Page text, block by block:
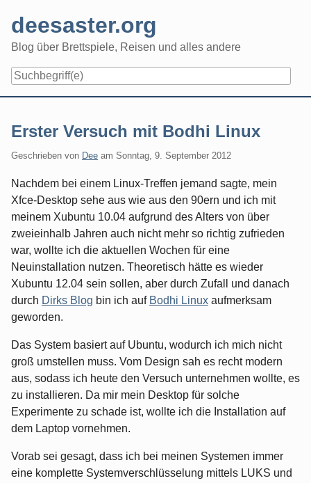
content
deesaster.org
Blog über Brettspiele, Reisen und alles andere
Erster Versuch mit Bodhi Linux
Geschrieben von Dee am Sonntag, 9. September 2012
Nachdem bei einem Linux-Treffen jemand sagte, mein
Xfce-Desktop sehe aus wie aus den 90ern und ich mit
meinem Xubuntu 10.04 aufgrund des Alters von über
zweieinhalb Jahren auch nicht mehr so richtig zufrieden
war, wollte ich die aktuellen Wochen für eine
Neuinstallation nutzen. Theoretisch hätte es wieder
Xubuntu 12.04 sein sollen, aber durch Zufall und danach
durch Dirks Blog bin ich auf Bodhi Linux aufmerksam
geworden.
Das System basiert auf Ubuntu, wodurch ich mich nicht
groß umstellen muss. Vom Design sah es recht modern
aus, sodass ich heute den Versuch unternehmen wollte, es
zu installieren. Da mir mein Desktop für solche
Experimente zu schade ist, wollte ich die Installation auf
dem Laptop vornehmen.
Vorab sei gesagt, dass ich bei meinen Systemen immer
eine komplette Systemverschlüsselung mittels LUKS und